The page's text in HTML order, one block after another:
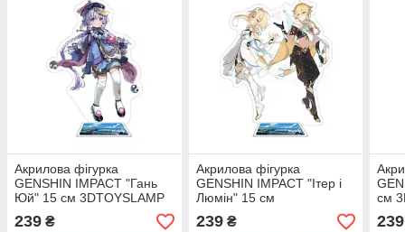
Акрилова фігурка
GENSHIN IMPACT "Гань
Юй" 15 см 3DTOYSLAMP
239 ₴
Акрилова фігурка
GENSHIN IMPACT "Ітер і
Люмін" 15 см
3DTOYSLAMP
239₴
см
239